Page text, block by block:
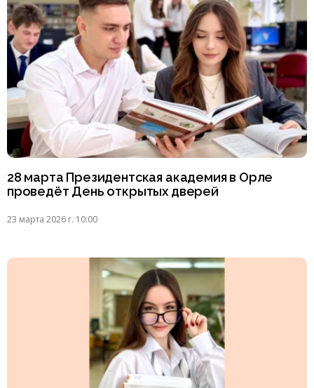
28 марта Президентская академия в Орле
проведёт День открытых дверей
23 марта 2026 г. 10:00